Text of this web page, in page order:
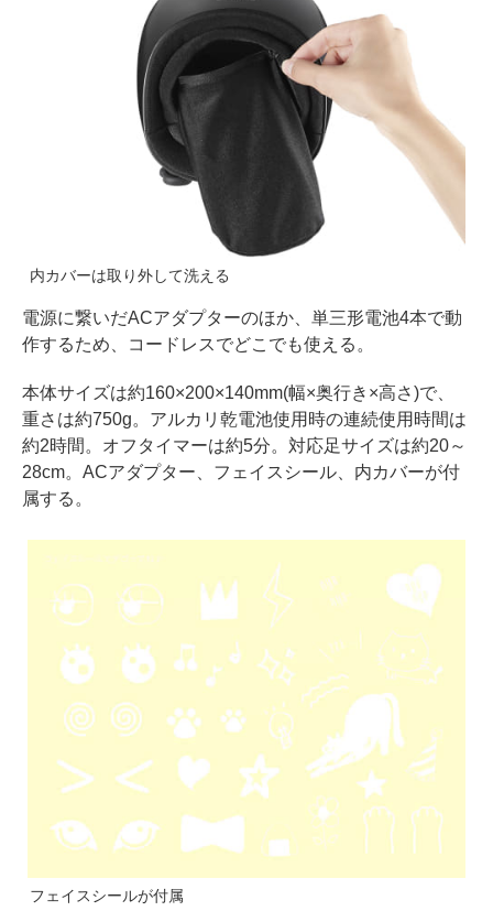
内カバーは取り外して洗える
電源に繋いだACアダプターのほか、単三形電池4本で動
作するため、コードレスでどこでも使える。
本体サイズは約160×200×140mm(幅×奥行き×高さ)で、
重さは約750g。アルカリ乾電池使用時の連続使用時間は
約2時間。オフタイマーは約5分。対応足サイズは約20～
28cm。ACアダプター、フェイスシール、内カバーが付
属する。
フェイスシールが付属